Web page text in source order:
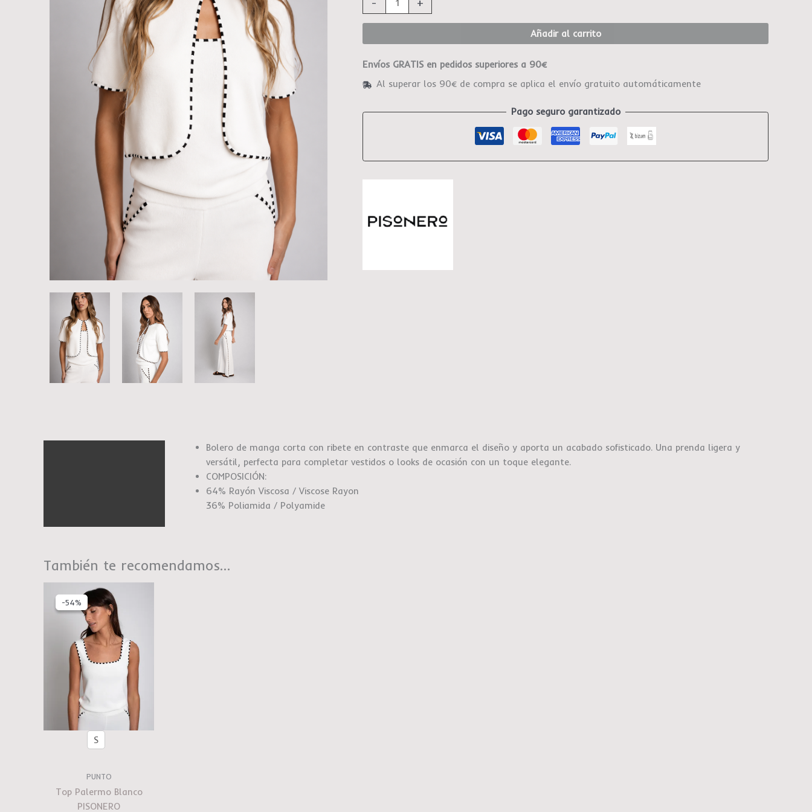
Añadir al carrito
Envíos GRATIS en pedidos superiores a 90€
Al superar los 90€ de compra se aplica el envío gratuito automáticamente
Pago seguro garantizado
Bolero de manga corta con ribete en contraste que enmarca el diseño y aporta un acabado sofisticado. Una prenda ligera y
versátil, perfecta para completar vestidos o looks de ocasión con un toque elegante.
COMPOSICIÓN:
64% Rayón Viscosa / Viscose Rayon
36% Poliamida / Polyamide
También te recomendamos…
-54%
-54%
S
PUNTO
Top Palermo Blanco
PISONERO
El
precio
original
era:
€97.00.